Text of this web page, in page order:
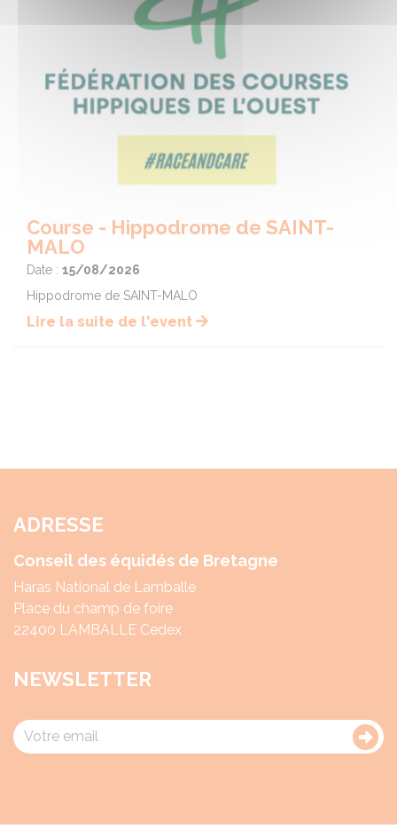
Course - Hippodrome de SAINT-
MALO
Date : 15/08/2026
Hippodrome de SAINT-MALO
Lire la suite de l'event
ADRESSE
Conseil des équidés de Bretagne
Haras National de Lamballe
Place du champ de foire
22400 LAMBALLE Cedex
NEWSLETTER